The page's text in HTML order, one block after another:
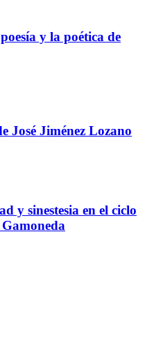
y la poética de
José Jiménez Lozano
y sinestesia en el ciclo